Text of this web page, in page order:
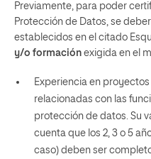
Previamente, para poder
Protección de Datos, se
establecidos en el citado
y/o formación exigida en el
Experiencia en
relacionadas con las
protección de datos. Su
cuenta que los 2, 3 o 5
caso) deben ser